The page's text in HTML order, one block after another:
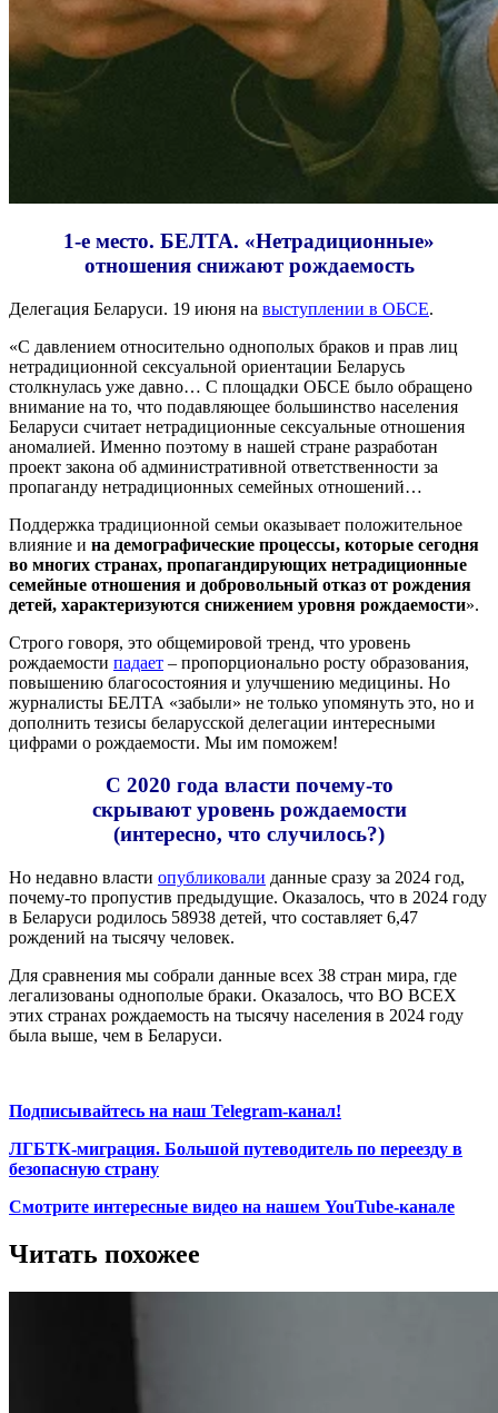
1-е место. БЕЛТА. «Нетрадиционные»
отношения снижают рождаемость
Делегация Беларуси. 19 июня на выступлении в ОБСЕ.
«С давлением относительно однополых браков и прав лиц
нетрадиционной сексуальной ориентации Беларусь
столкнулась уже давно… С площадки ОБСЕ было обращено
внимание на то, что подавляющее большинство населения
Беларуси считает нетрадиционные сексуальные отношения
аномалией. Именно поэтому в нашей стране разработан
проект закона об административной ответственности за
пропаганду нетрадиционных семейных отношений…
Поддержка традиционной семьи оказывает положительное
влияние и на демографические процессы, которые сегодня
во многих странах, пропагандирующих нетрадиционные
семейные отношения и добровольный отказ от рождения
детей, характеризуются снижением уровня рождаемости».
Строго говоря, это общемировой тренд, что уровень
рождаемости падает – пропорционально росту образования,
повышению благосостояния и улучшению медицины. Но
журналисты БЕЛТА «забыли» не только упомянуть это, но и
дополнить тезисы беларусской делегации интересными
цифрами о рождаемости. Мы им поможем!
С 2020 года власти почему-то
скрывают уровень рождаемости
(интересно, что случилось?)
Но недавно власти опубликовали данные сразу за 2024 год,
почему-то пропустив предыдущие. Оказалось, что в 2024 году
в Беларуси родилось 58938 детей, что составляет 6,47
рождений на тысячу человек.
Для сравнения мы собрали данные всех 38 стран мира, где
легализованы однополые браки. Оказалось, что ВО ВСЕХ
этих странах рождаемость на тысячу населения в 2024 году
была выше, чем в Беларуси.
Подписывайтесь на наш Telegram-канал!
ЛГБТК-миграция. Большой путеводитель по переезду в
безопасную страну
Смотрите интересные видео на нашем YouTube-канале
Читать похожее